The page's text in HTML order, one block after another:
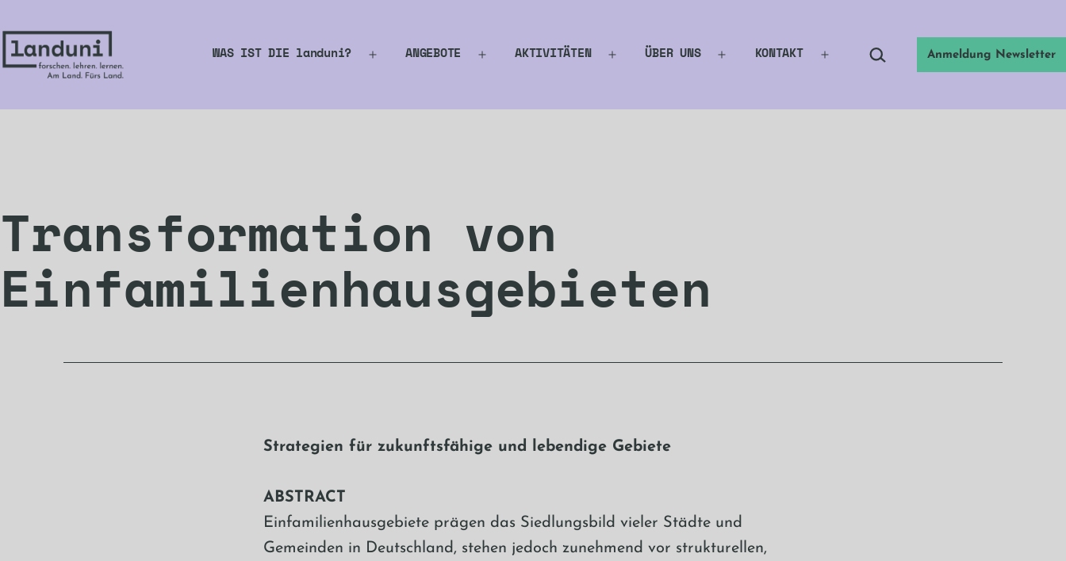
Inhalt
springen
WAS IST DIE landuni? ANGEBOTE AKTIVITÄTEN ÜBER UNS KONTAKT Suchen … Anmeldung Newsletter
Transformation von
Einfamilienhausgebieten
Strategien für zukunftsfähige und lebendige Gebiete
ABSTRACT
Einfamilienhausgebiete prägen das Siedlungsbild vieler Städte und
Gemeinden in Deutschland, stehen jedoch zunehmend vor strukturellen,